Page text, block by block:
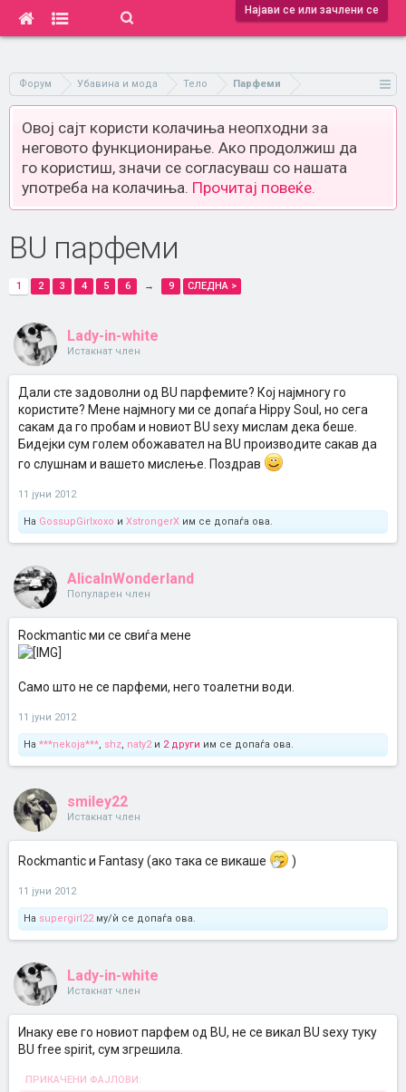
Најави се или зачлени се
Форум Убавина и мода Тело Парфеми
Овој сајт користи колачиња неопходни за
неговото функционирање. Ако продолжиш да
го користиш, значи се согласуваш со нашата
употреба на колачиња. Прочитај повеќе.
BU парфеми
1 2 3 4 5 6 → 9 СЛЕДНА >
Lady-in-white
Истакнат член
Дали сте задоволни од BU парфемите? Кој најмногу го
користите? Мене најмногу ми се допаѓа Hippy Soul, но сега
сакам да го пробам и новиот BU sexy мислам дека беше.
Бидејки сум голем обожавател на BU производите сакав да
го слушнам и вашето мислење. Поздрав
11 јуни 2012
На GossupGirlxoxo и XstrongerX им се допаѓа ова.
AlicaInWonderland
Популарен член
Rockmantic ми се свиѓа мене
Само што не се парфеми, него тоалетни води.
11 јуни 2012
На ***nekoja***, shz, naty2и 2 други им се допаѓа ова.
smiley22
Истакнат член
Rockmantic и Fantasy (ако така се викаше )
11 јуни 2012
На supergirl22му/ѝ се допаѓа ова.
Lady-in-white
Истакнат член
Инаку еве го новиот парфем од BU, не се викал BU sexy туку
BU free spirit, сум згрешила.
ПРИКАЧЕНИ ФАЈЛОВИ: